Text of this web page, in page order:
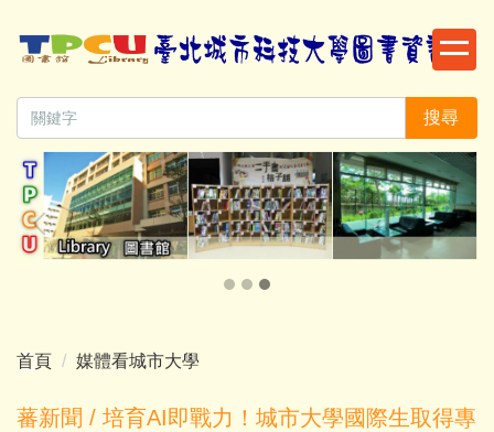
到
要
區
搜尋
首頁 媒體看城市大學
蕃新聞 / 培育AI即戰力！城市大學國際生取得專